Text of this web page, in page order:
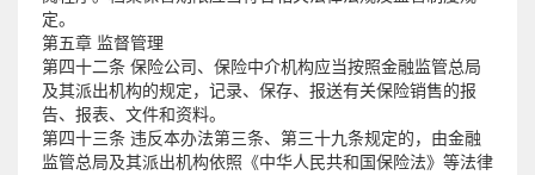
定。
第五章 监督管理
第四十二条 保险公司、保险中介机构应当按照金融监管总局
及其派出机构的规定，记录、保存、报送有关保险销售的报
告、报表、文件和资料。
第四十三条 违反本办法第三条、第三十九条规定的，由金融
监管总局及其派出机构依照《中华人民共和国保险法》等法律